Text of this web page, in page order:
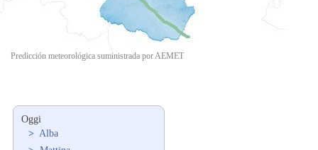
Predicción meteorológica suministrada por AEMET
Oggi
> Alba